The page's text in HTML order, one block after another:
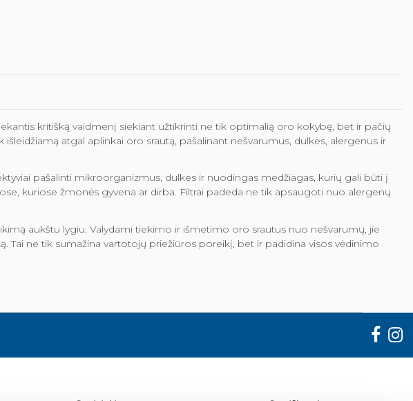
kritišką vaidmenį siekiant užtikrinti ne tik optimalią oro kokybę, bet ir pačių
atgal aplinkai oro srautą, pašalinant nešvarumus, dulkes, alergenus ir
pašalinti mikroorganizmus, dulkes ir nuodingas medžiagas, kurių gali būti į
kuriose žmonės gyvena ar dirba. Filtrai padeda ne tik apsaugoti nuo alergenų
aukštu lygiu. Valydami tiekimo ir išmetimo oro srautus nuo nešvarumų, jie
Tai ne tik sumažina vartotojų priežiūros poreikį, bet ir padidina visos vėdinimo